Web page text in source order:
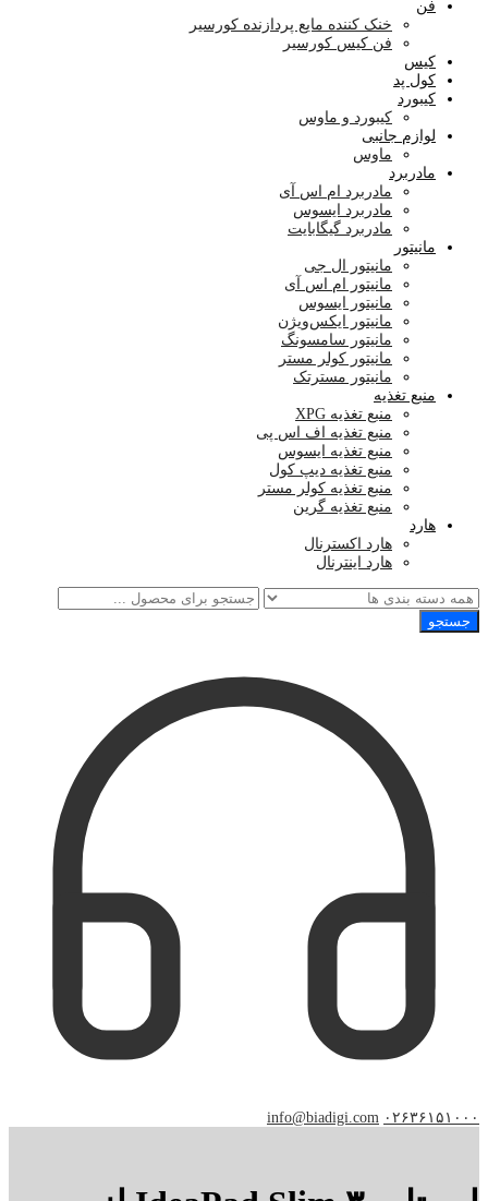
فن
خنک کننده مایع پردازنده کورسیر
فن کیس کورسیر
کیس
کول پد
کیبورد
کیبورد و ماوس
لوازم جانبی
ماوس
مادربرد
مادربرد ام اس آی
مادربرد ایسوس
مادربرد گیگابایت
مانیتور
مانیتور ال جی
مانیتور ام اس آی
مانیتور ایسوس
مانیتور ایکس‌ویژن
مانیتور سامسونگ
مانیتور کولر مستر
مانیتور مسترتک
منبع تغذیه
منبع تغذیه XPG
منبع تغذیه اف اس پی
منبع تغذیه ایسوس
منبع تغذیه دیپ کول
منبع تغذیه کولر مستر
منبع تغذیه گرین
هارد
هارد اکسترنال
هارد اینترنال
جستجو
۰۲۶۳۶۱۵۱۰۰۰ info@biadigi.com